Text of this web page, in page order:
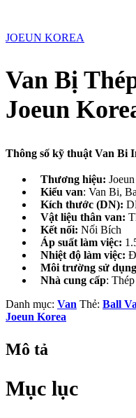
JOEUN KOREA
Van Bị
Joeun
Thông số kỹ thuật Van Bi
Thương hiệu:
Kiểu van: Van Bi,
Kích thước (DN):
Vật liệu thân van:
Kết nối: Nối Bích
Áp suất làm việc:
Nhiệt độ làm việc:
Môi trường sử
Nhà cung cấp:
Danh mục: Van Thẻ: Ball
Joeun Korea
Mô tả
Mục lục